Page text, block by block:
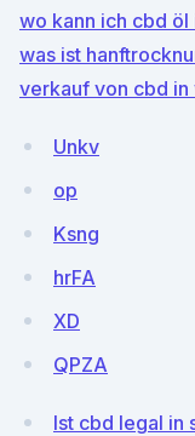
wo kann ich cbd
was ist
verkauf von cbd in
Unkv
op
Ksng
hrFA
XD
QPZA
Ist cbd legal in